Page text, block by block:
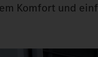
Komfort und